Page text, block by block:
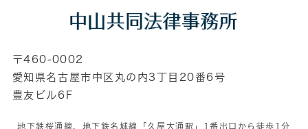
〒460-0002
愛知県名古屋市中区丸の内3丁目20番6号
豊友ビル6F
地下鉄桜通線、地下鉄名城線「久屋大通駅」1番出口から徒歩1分